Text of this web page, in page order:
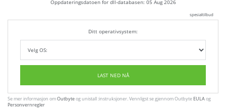
Oppdateringsdatoen for dll-databasen: 05 Aug 2026
spesialtilbud
Ditt operativsystem:
LAST NED NÅ
Se mer informasjon omOutbyteog unistall :instruksjoner. Vennligst se gjennom Outbyte EULAog
Personvernregler